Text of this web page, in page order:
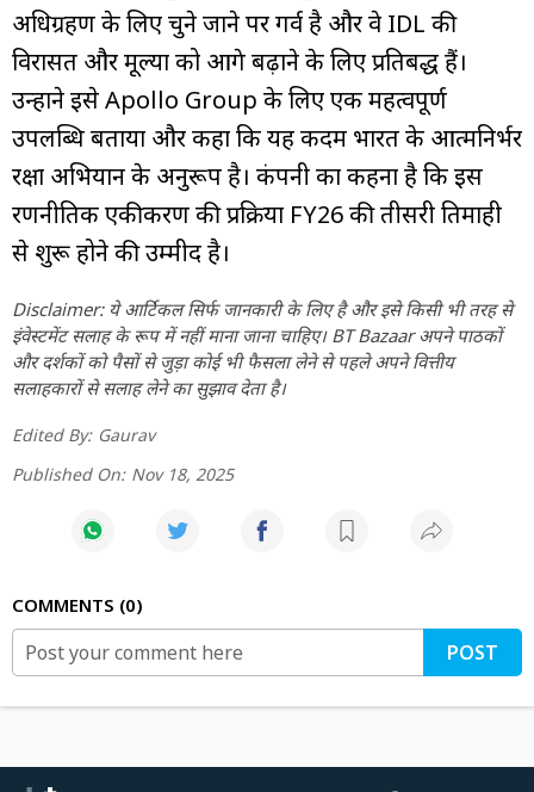
अधिग्रहण के लिए चुने जाने पर गर्व है और वे IDL की
विरासत और मूल्यों को आगे बढ़ाने के लिए प्रतिबद्ध हैं।
उन्होंने इसे Apollo Group के लिए एक महत्वपूर्ण
उपलब्धि बताया और कहा कि यह कदम भारत के आत्मनिर्भर
रक्षा अभियान के अनुरूप है। कंपनी का कहना है कि इस
रणनीतिक एकीकरण की प्रक्रिया FY26 की तीसरी तिमाही
से शुरू होने की उम्मीद है।
Disclaimer: ये आर्टिकल सिर्फ जानकारी के लिए है और इसे किसी भी तरह से
इंवेस्टमेंट सलाह के रूप में नहीं माना जाना चाहिए। BT Bazaar अपने पाठकों
और दर्शकों को पैसों से जुड़ा कोई भी फैसला लेने से पहले अपने वित्तीय
सलाहकारों से सलाह लेने का सुझाव देता है।
Edited By: Gaurav
Published On: Nov 18, 2025
COMMENTS 0
POST